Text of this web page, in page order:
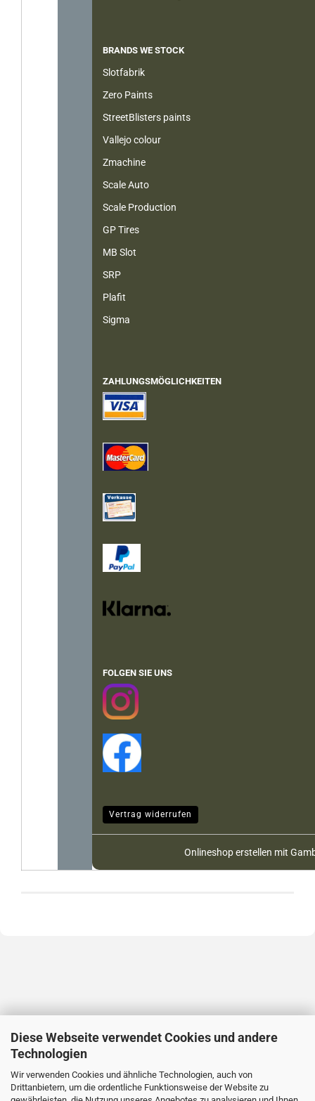
Diese Webseite verwendet Cookies und andere
Technologien
Wir verwenden Cookies und ähnliche Technologien, auch von
Drittanbietern, um die ordentliche Funktionsweise der Website zu
BRANDS WE STOCK
Slotfabrik
Zero Paints
StreetBlisters paints
Vallejo colour
Zmachine
Scale Auto
Scale Production
GP Tires
MB Slot
SRP
Plafit
Sigma
ZAHLUNGSMÖGLICHKEITEN
FOLGEN SIE UNS
Vertrag widerrufen
Onlineshop erstellen mit